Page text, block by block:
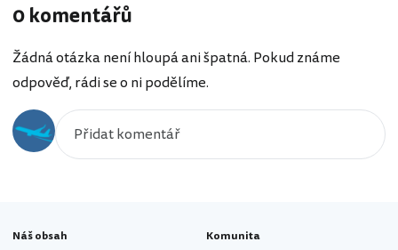
0 komentářů
Žádná otázka není hloupá ani špatná. Pokud známe
odpověď, rádi se o ni podělíme.
Náš obsah Komunita